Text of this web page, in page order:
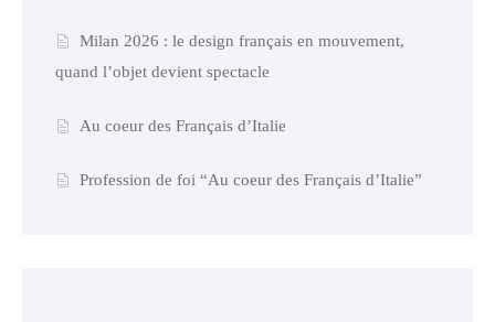
Milan 2026 : le design français en mouvement,
quand l’objet devient spectacle
Au coeur des Français d’Italie
Profession de foi “Au coeur des Français d’Italie”